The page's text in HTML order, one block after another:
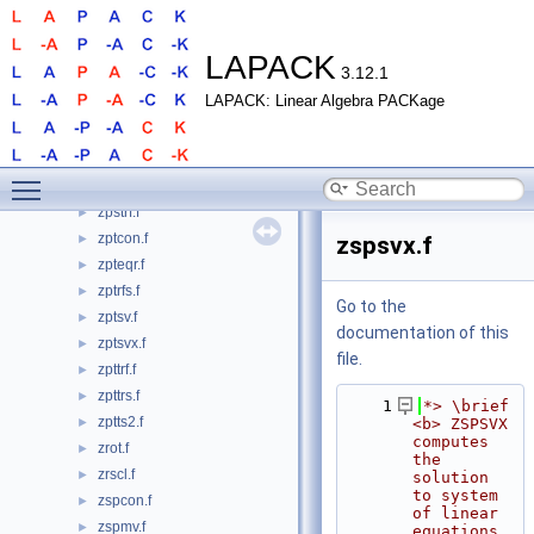
LAPACK 3.12.1
LAPACK: Linear Algebra PACKage
► zppsv.f
► zppsvx.f
► zpptrf.f
► zpptri.f
► zpptrs.f
► zpstrf.f
► zptcon.f
► zpteqr.f
► zptrfs.f
► zptsv.f
► zptsvx.f
► zpttrf.f
► zpttrs.f
► zptts2.f
► zrot.f
► zrscl.f
► zspcon.f
► zspmv.f
zspsvx.f
Go to the
documentation of this
file.
    1
*> \brief
<b> ZSPSVX
computes
the
solution
to system
of linear